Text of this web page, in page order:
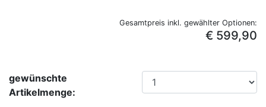
Gesamtpreis inkl. gewählter Optionen:
€ 599,90
gewünschte
Artikelmenge: